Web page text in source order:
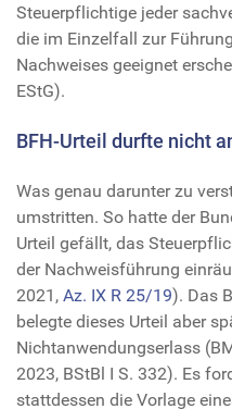
Steuerpflichtige jeder
die im Einzelfall zur
Nachweises geeignet
EStG).
BFH-Urteil durfte nicht
Was genau darunter zu
umstritten. So hatte der
Urteil gefällt, das
der Nachweisführung
2021, Az. IX R 25/19). Das
belegte dieses Urteil aber
Nichtanwendungserlass
2023, BStBl I S. 332). Es
stattdessen die Vorlage